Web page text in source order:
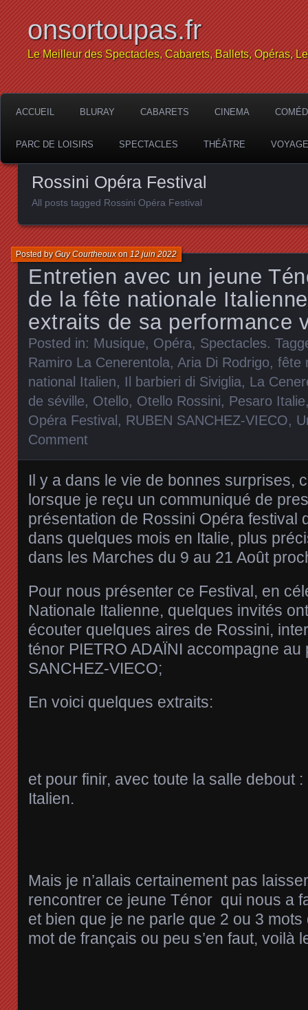
onsortoupas.fr
Le Meilleur des Spectacles, Cabarets, Ballets, Opéras,
ACCUEIL BLURAY CABARETS CINEMA
PARC DE LOISIRS SPECTACLES THÉÂTRE
Rossini Opéra Festival
All posts tagged Rossini Opéra Festival
Entretien avec un jeune
de la fête nationale
extraits de sa performance
Posted byGuy Courtheouxon 12 juin 2022
Posted in: Musique, Opéra, Spectacles.
Ramiro La Cenerentola, Aria Di Rodrigo, fête
national Italien, Il barbieri di Siviglia, La
de séville, Otello, Otello Rossini, Pesaro Italie
Opéra Festival, RUBEN SANCHEZ-VIECO,
Comment
Il y a dans le vie de bonnes surprises,
lorsque je reçu un communiqué de
présentation de Rossini Opéra festival
dans quelques mois en Italie, plus
dans les Marches du 9 au 21 Août
Pour nous présenter ce Festival, en
Nationale Italienne, quelques invités
écouter quelques aires de Rossini,
ténor PIETRO ADAÏNI accompagne au
SANCHEZ-VIECO;
En voici quelques extraits:
et pour finir, avec toute la salle debout :
Italien.
Mais je n’allais certainement pas
rencontrer ce jeune Ténor qui nous a
et bien que je ne parle que 2 ou 3 mots
mot de français ou peu s’en faut, voilà